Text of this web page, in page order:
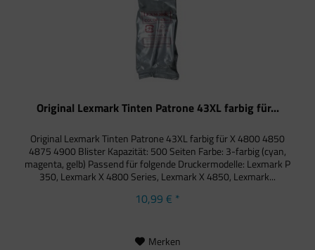
Original Lexmark Tinten Patrone 43XL farbig für...
Original Lexmark Tinten Patrone 43XL farbig für X 4800 4850
4875 4900 Blister Kapazität: 500 Seiten Farbe: 3-farbig (cyan,
magenta, gelb) Passend für folgende Druckermodelle: Lexmark P
350, Lexmark X 4800 Series, Lexmark X 4850, Lexmark...
10,99 € *
Merken